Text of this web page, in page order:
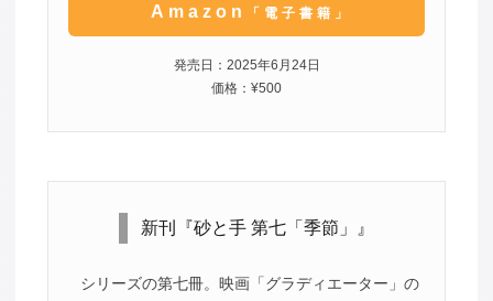
Amazon 「電子書籍」
発売日：2025年6月24日
価格：¥500
新刊『砂と手 第七「季節」』
シリーズの第七冊。映画「グラディエーター」の